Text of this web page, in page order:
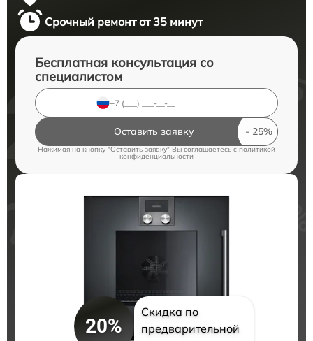
Срочный ремонт от 35 минут
Бесплатная консультация со
специалистом
Оставить заявку
Нажимая на кнопку "Оставить заявку" Вы соглашаетесь cполитикой
конфиденциальности
20%
Скидка по
предварительной